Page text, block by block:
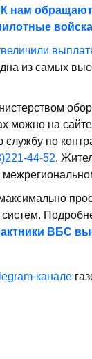
нам
из самых
можно на сайте
по
44-52.
ВБС
канале